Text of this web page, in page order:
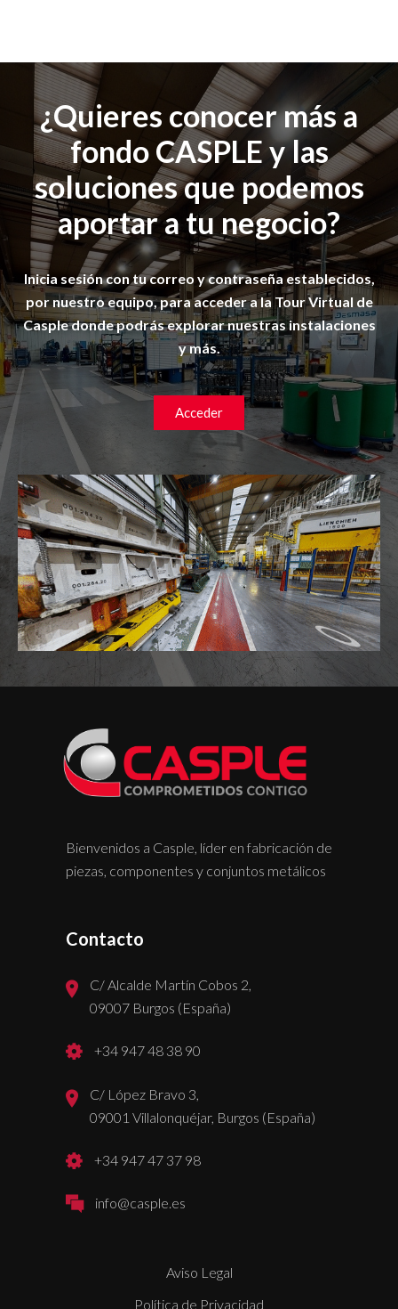
¿Quieres conocer más a
fondo CASPLE y las
soluciones que podemos
aportar a tu negocio?
Inicia sesión con tu correo y contraseña establecidos,
por nuestro equipo, para acceder a la Tour Virtual de
Casple donde podrás explorar nuestras instalaciones
y más.
Acceder
Bienvenidos a Casple, líder en fabricación de
piezas, componentes y conjuntos metálicos
Contacto
C/ Alcalde Martín Cobos 2,
09007 Burgos (España)
+34 947 48 38 90
C/ López Bravo 3,
09001 Villalonquéjar, Burgos (España)
+34 947 47 37 98
info@casple.es
Aviso Legal
Política de Privacidad